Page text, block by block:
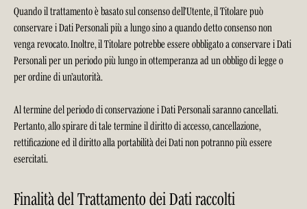
Quando il trattamento è basato sul consenso dell’Utente, il Titolare può
conservare i Dati Personali più a lungo sino a quando detto consenso non
venga revocato. Inoltre, il Titolare potrebbe essere obbligato a conservare i Dati
Personali per un periodo più lungo in ottemperanza ad un obbligo di legge o
per ordine di un’autorità.
Al termine del periodo di conservazione i Dati Personali saranno cancellati.
Pertanto, allo spirare di tale termine il diritto di accesso, cancellazione,
rettificazione ed il diritto alla portabilità dei Dati non potranno più essere
esercitati.
Finalità del Trattamento dei Dati raccolti